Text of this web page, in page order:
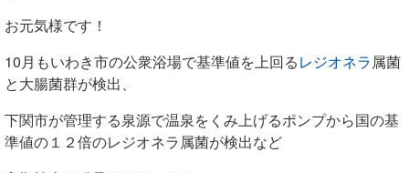
お元気様です！
10月もいわき市の公衆浴場で基準値を上回るレジオネラ属菌
と大腸菌群が検出、
下関市が管理する泉源で温泉をくみ上げるポンプから国の基
準値の１２倍のレジオネラ属菌が検出など